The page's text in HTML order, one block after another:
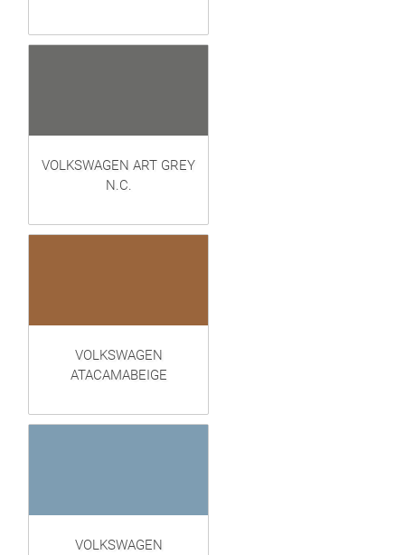
VOLKSWAGEN ART GREY
N.C.
VOLKSWAGEN
ATACAMABEIGE
VOLKSWAGEN